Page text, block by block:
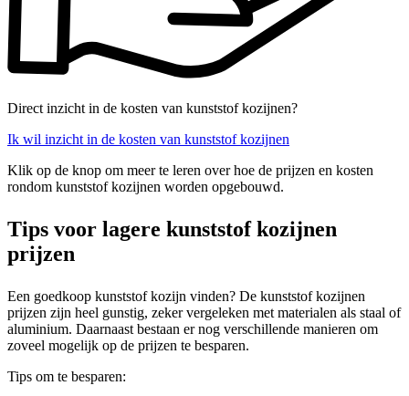
Direct inzicht in de kosten van kunststof kozijnen?
Ik wil inzicht in de kosten van kunststof kozijnen
Klik op de knop om meer te leren over hoe de prijzen en kosten
rondom kunststof kozijnen worden opgebouwd.
Tips voor lagere kunststof kozijnen
prijzen
Een goedkoop kunststof kozijn vinden? De kunststof kozijnen
prijzen zijn heel gunstig, zeker vergeleken met materialen als staal of
aluminium. Daarnaast bestaan er nog verschillende manieren om
zoveel mogelijk op de prijzen te besparen.
Tips om te besparen: